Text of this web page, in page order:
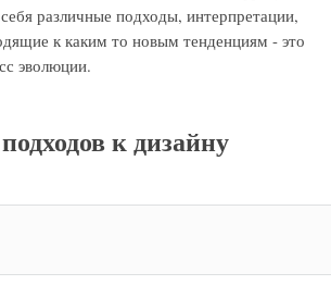
различные подходы, интерпретации,
к каким то новым тенденциям - это
эволюции.
к дизайну